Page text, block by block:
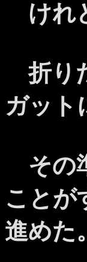
けれ
折り
ガット
その
ことが
進めた。